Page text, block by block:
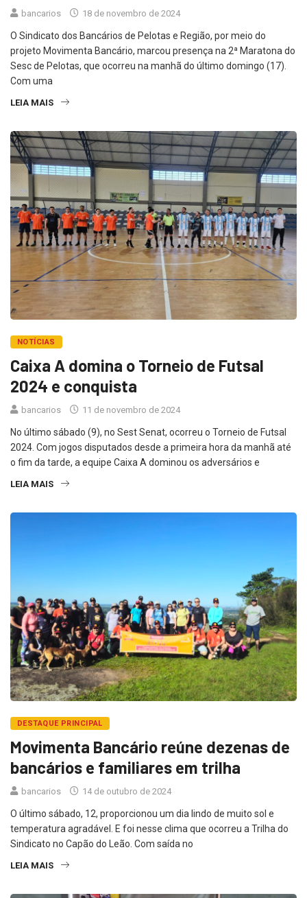
bancarios 18 de novembro de 2024
O Sindicato dos Bancários de Pelotas e Região, por meio do
projeto Movimenta Bancário, marcou presença na 2ª Maratona do
Sesc de Pelotas, que ocorreu na manhã do último domingo (17).
Com uma
LEIA MAIS
NOTÍCIAS
Caixa A domina o Torneio de Futsal
2024 e conquista
bancarios 11 de novembro de 2024
No último sábado (9), no Sest Senat, ocorreu o Torneio de Futsal
2024. Com jogos disputados desde a primeira hora da manhã até
o fim da tarde, a equipe Caixa A dominou os adversários e
LEIA MAIS
DESTAQUE PRINCIPAL
Movimenta Bancário reúne dezenas de
bancários e familiares em trilha
bancarios 14 de outubro de 2024
O último sábado, 12, proporcionou um dia lindo de muito sol e
temperatura agradável. E foi nesse clima que ocorreu a Trilha do
Sindicato no Capão do Leão. Com saída no
LEIA MAIS